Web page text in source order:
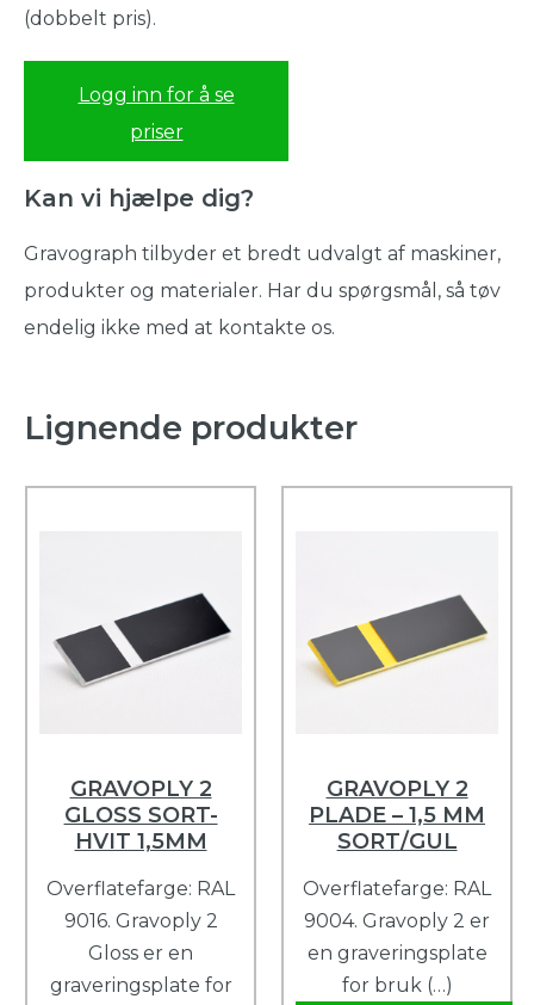
(dobbelt pris).
Logg inn for å se
priser
Kan vi hjælpe dig?
Gravograph tilbyder et bredt udvalgt af maskiner,
produkter og materialer. Har du spørgsmål, så tøv
endelig ikke med at kontakte os.
Lignende produkter
GRAVOPLY 2
GLOSS SORT-
HVIT 1,5MM
Overflatefarge: RAL
9016. Gravoply 2
Gloss er en
graveringsplate for
GRAVOPLY 2
PLADE – 1,5 MM
SORT/GUL
Overflatefarge: RAL
9004. Gravoply 2 er
en graveringsplate
for bruk (…)